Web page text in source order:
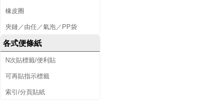
橡皮圈
夾鏈／由任／氣泡／PP袋
各式便條紙
N次貼標籤/便利貼
可再貼指示標籤
索引/分頁貼紙